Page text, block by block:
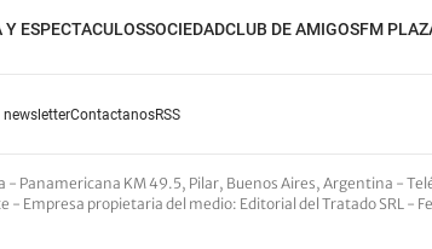
Y ESPECTACULOSSOCIEDADCLUB DE AMIGOSFM
ContactanosRSS
- Panamericana KM 49.5, Pilar, Buenos Aires, Argentina -
- Empresa propietaria del medio: Editorial del Tratado SRL -